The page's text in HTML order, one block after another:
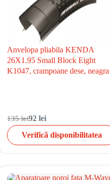
Anvelopa pliabila KENDA
26X1.95 Small Block Eight
K1047, crampoane dese, neagra
135 lei92 lei
Verifică disponibilitatea